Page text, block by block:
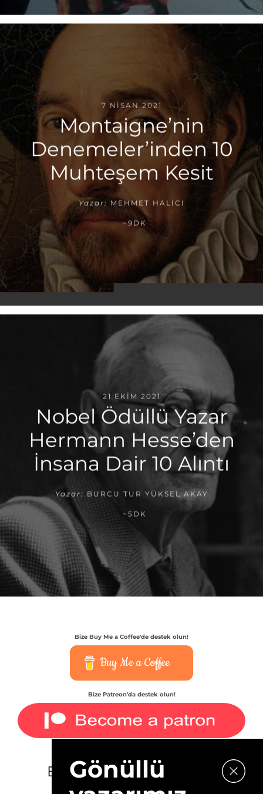
7 NISAN 2021
Montaigne’nin
Denemeler’inden 10
Muhteşem Kesit
Yazar: MEHMET HALICI
~9DK
21 EKIM 2021
Nobel Ödüllü Yazar
Hermann Hesse’den
İnsana Dair 10 Alıntı
Yazar: BURCU TUR YÜKSEL AKAY
~5DK
Bize Buy Me a Coffee'de destek olun!
Buy Me a Coffee
Bize Patreon'da destek olun!
E-bültenimize kaydolun.
Gönüllü